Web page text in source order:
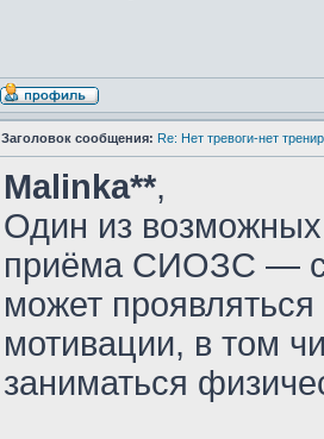
Заголовок сообщения: Re: Нет тревоги-нет
Malinka**,
Один из
приёма СИОЗС —
может проявляться
мотивации, в том
заниматься